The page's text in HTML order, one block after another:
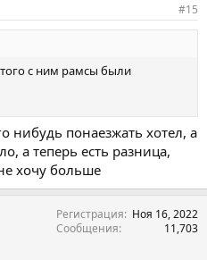
#15
того с ним рамсы были
нибудь понаезжать хотел, а
а теперь есть разница,
хочу больше
Регистрация
Ноя 16, 2022
Сообщения
11,703